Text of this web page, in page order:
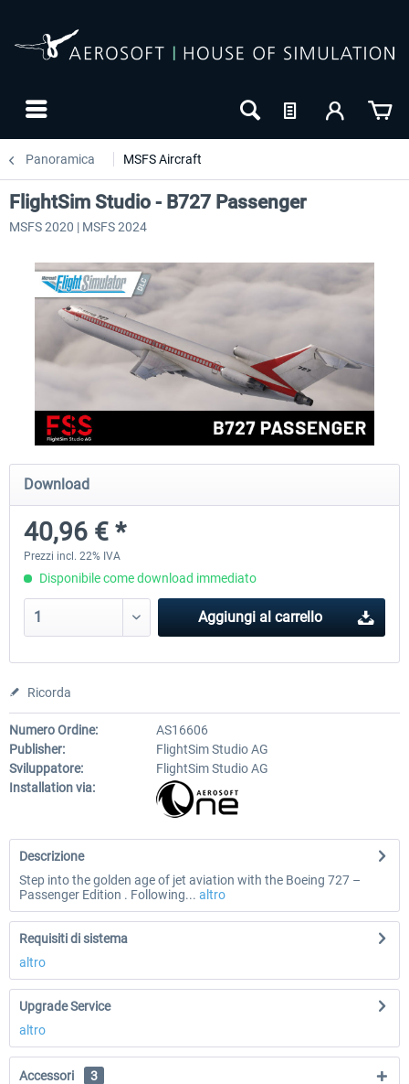
Panoramica MSFS Aircraft
FlightSim Studio - E-Jets 170/175
40,96 € *
FlightSim Studio - B727 Passenger
MSFS 2020 | MSFS 2024
Download
40,96 € *
Prezzi incl. 22% IVA
Disponibile come download immediato
Aggiungi al carrello
Ricorda
Numero Ordine:
AS16606
Publisher:
FlightSim Studio AG
Sviluppatore:
FlightSim Studio AG
Installation via:
Descrizione
Step into the golden age of jet aviation with the Boeing 727 –
Passenger Edition . Following... altro
Requisiti di sistema
altro
Upgrade Service
altro
Accessori 3